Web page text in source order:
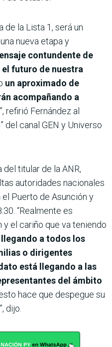
de la Lista 1, será un
nueva etapa y
contundente de
futuro de nuestra
un aproximado de
acompañando a
”, refirió Fernández al
del canal GEN y Universo
titular de la ANR,
autoridades nacionales
Puerto de Asunción y
“Realmente es
el cariño que va teniendo
a todos los
o dirigentes
está llegando a las
del ámbito
hace que despegue su
dijo.